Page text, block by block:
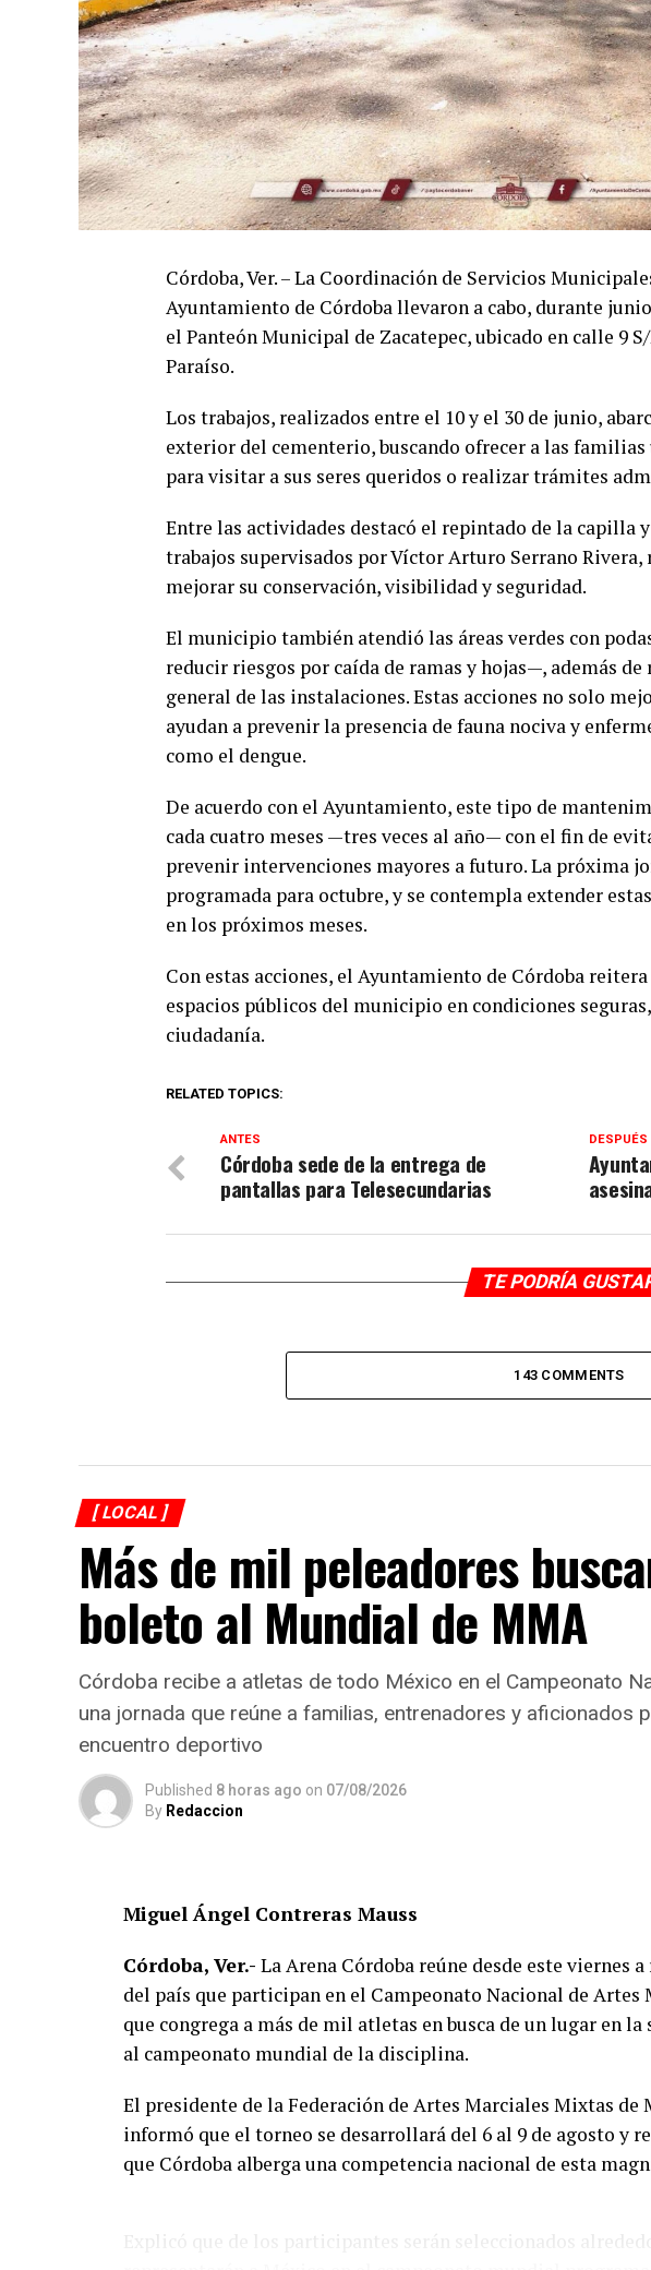
Córdoba, Ver. – La Coordinación de Servicios
Ayuntamiento de Córdoba llevaron a cabo, durante
el Panteón Municipal de Zacatepec, ubicado en calle 9
Paraíso.
Los trabajos, realizados entre el 10 y el 30 de junio,
exterior del cementerio, buscando ofrecer a las familias
para visitar a sus seres queridos o realizar trámites
Entre las actividades destacó el repintado de la capilla
trabajos supervisados por Víctor Arturo Serrano
mejorar su conservación, visibilidad y seguridad.
El municipio también atendió las áreas verdes con
reducir riesgos por caída de ramas y hojas—, además
general de las instalaciones. Estas acciones no solo
ayudan a prevenir la presencia de fauna nociva y
como el dengue.
De acuerdo con el Ayuntamiento, este tipo de
cada cuatro meses —tres veces al año— con el fin de
prevenir intervenciones mayores a futuro. La próxima
programada para octubre, y se contempla extender
en los próximos meses.
Con estas acciones, el Ayuntamiento de Córdoba
espacios públicos del municipio en condiciones
ciudadanía.
RELATED TOPICS:
DESPUÉS
ANTES
Córdoba sede de la entrega de
pantallas para Telesecundarias
TE PODRÍA
143 COMMENTS
[ LOCAL ]
Más de mil peleadores
boleto al Mundial de MMA
Córdoba recibe a atletas de todo México en el Campeonato
una jornada que reúne a familias, entrenadores y aficionados
encuentro deportivo
Published 8 horas ago on 07/08/2026
By Redaccion
Miguel Ángel Contreras Mauss
Córdoba, Ver.- La Arena Córdoba reúne desde este viernes
del país que participan en el Campeonato Nacional de
que congrega a más de mil atletas en busca de un lugar en
al campeonato mundial de la disciplina.
El presidente de la Federación de Artes Marciales Mixtas
informó que el torneo se desarrollará del 6 al 9 de agosto y
que Córdoba alberga una competencia nacional de esta